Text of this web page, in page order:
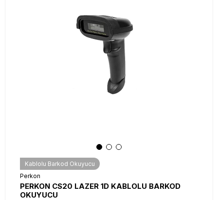
Kablolu Barkod Okuyucu
Perkon
PERKON CS20 LAZER 1D KABLOLU BARKOD
OKUYUCU